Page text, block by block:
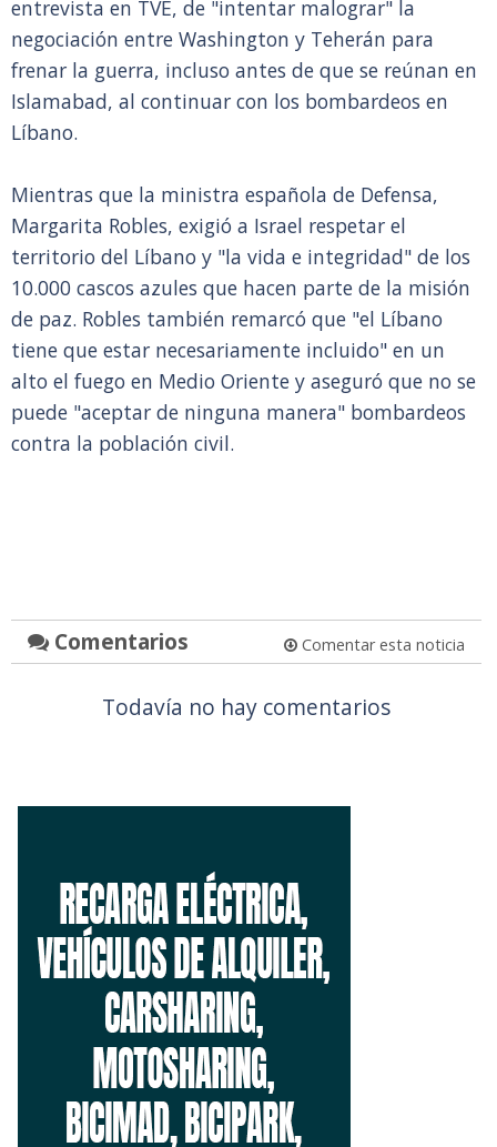
entrevista en TVE, de "intentar malograr" la
negociación entre Washington y Teherán para
frenar la guerra, incluso antes de que se reúnan en
Islamabad, al continuar con los bombardeos en
Líbano.
Mientras que la ministra española de Defensa,
Margarita Robles, exigió a Israel respetar el
territorio del Líbano y "la vida e integridad" de los
10.000 cascos azules que hacen parte de la misión
de paz. Robles también remarcó que "el Líbano
tiene que estar necesariamente incluido" en un
alto el fuego en Medio Oriente y aseguró que no se
puede "aceptar de ninguna manera" bombardeos
contra la población civil.
Comentarios Comentar esta noticia
Todavía no hay comentarios